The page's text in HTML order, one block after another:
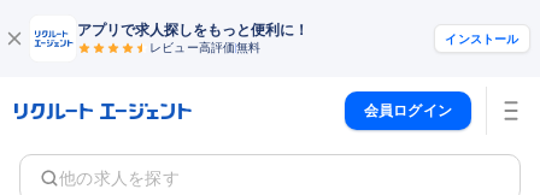
アプリで求人探しをもっと便利に！
レビュー高評価無料
インストール
会員ログイン
他の求人を探す